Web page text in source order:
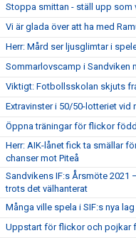
Stoppa smittan - ställ upp som
Vi är glada över att ha med
Herr: Mård ser ljusglimtar i
Sommarlovscamp i Sandviken
Viktigt: Fotbollsskolan skjuts
Extravinster i 50/50-lotteriet vid
Öppna träningar för flickor
Herr: AIK-lånet fick ta smällar
chanser mot Piteå
Sandvikens IF:s Årsmöte 2021
trots det välhanterat
Många ville spela i SIF:s nya lag
Uppstart för flickor och pojkar